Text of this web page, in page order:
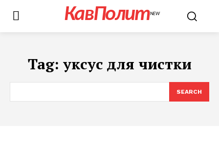
КавПолитNEW
Tag: уксус для чистки
SEARCH